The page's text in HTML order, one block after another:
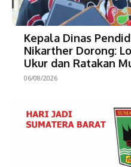
Kepala Dinas
Nikarther Dorong:
Ukur dan Ratakan
06/08/2026